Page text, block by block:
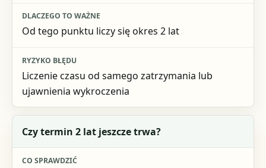
Od tego punktu liczy się okres 2 lat
Liczenie czasu od samego zatrzymania lub
ujawnienia wykroczenia
Czy termin 2 lat jeszcze trwa?